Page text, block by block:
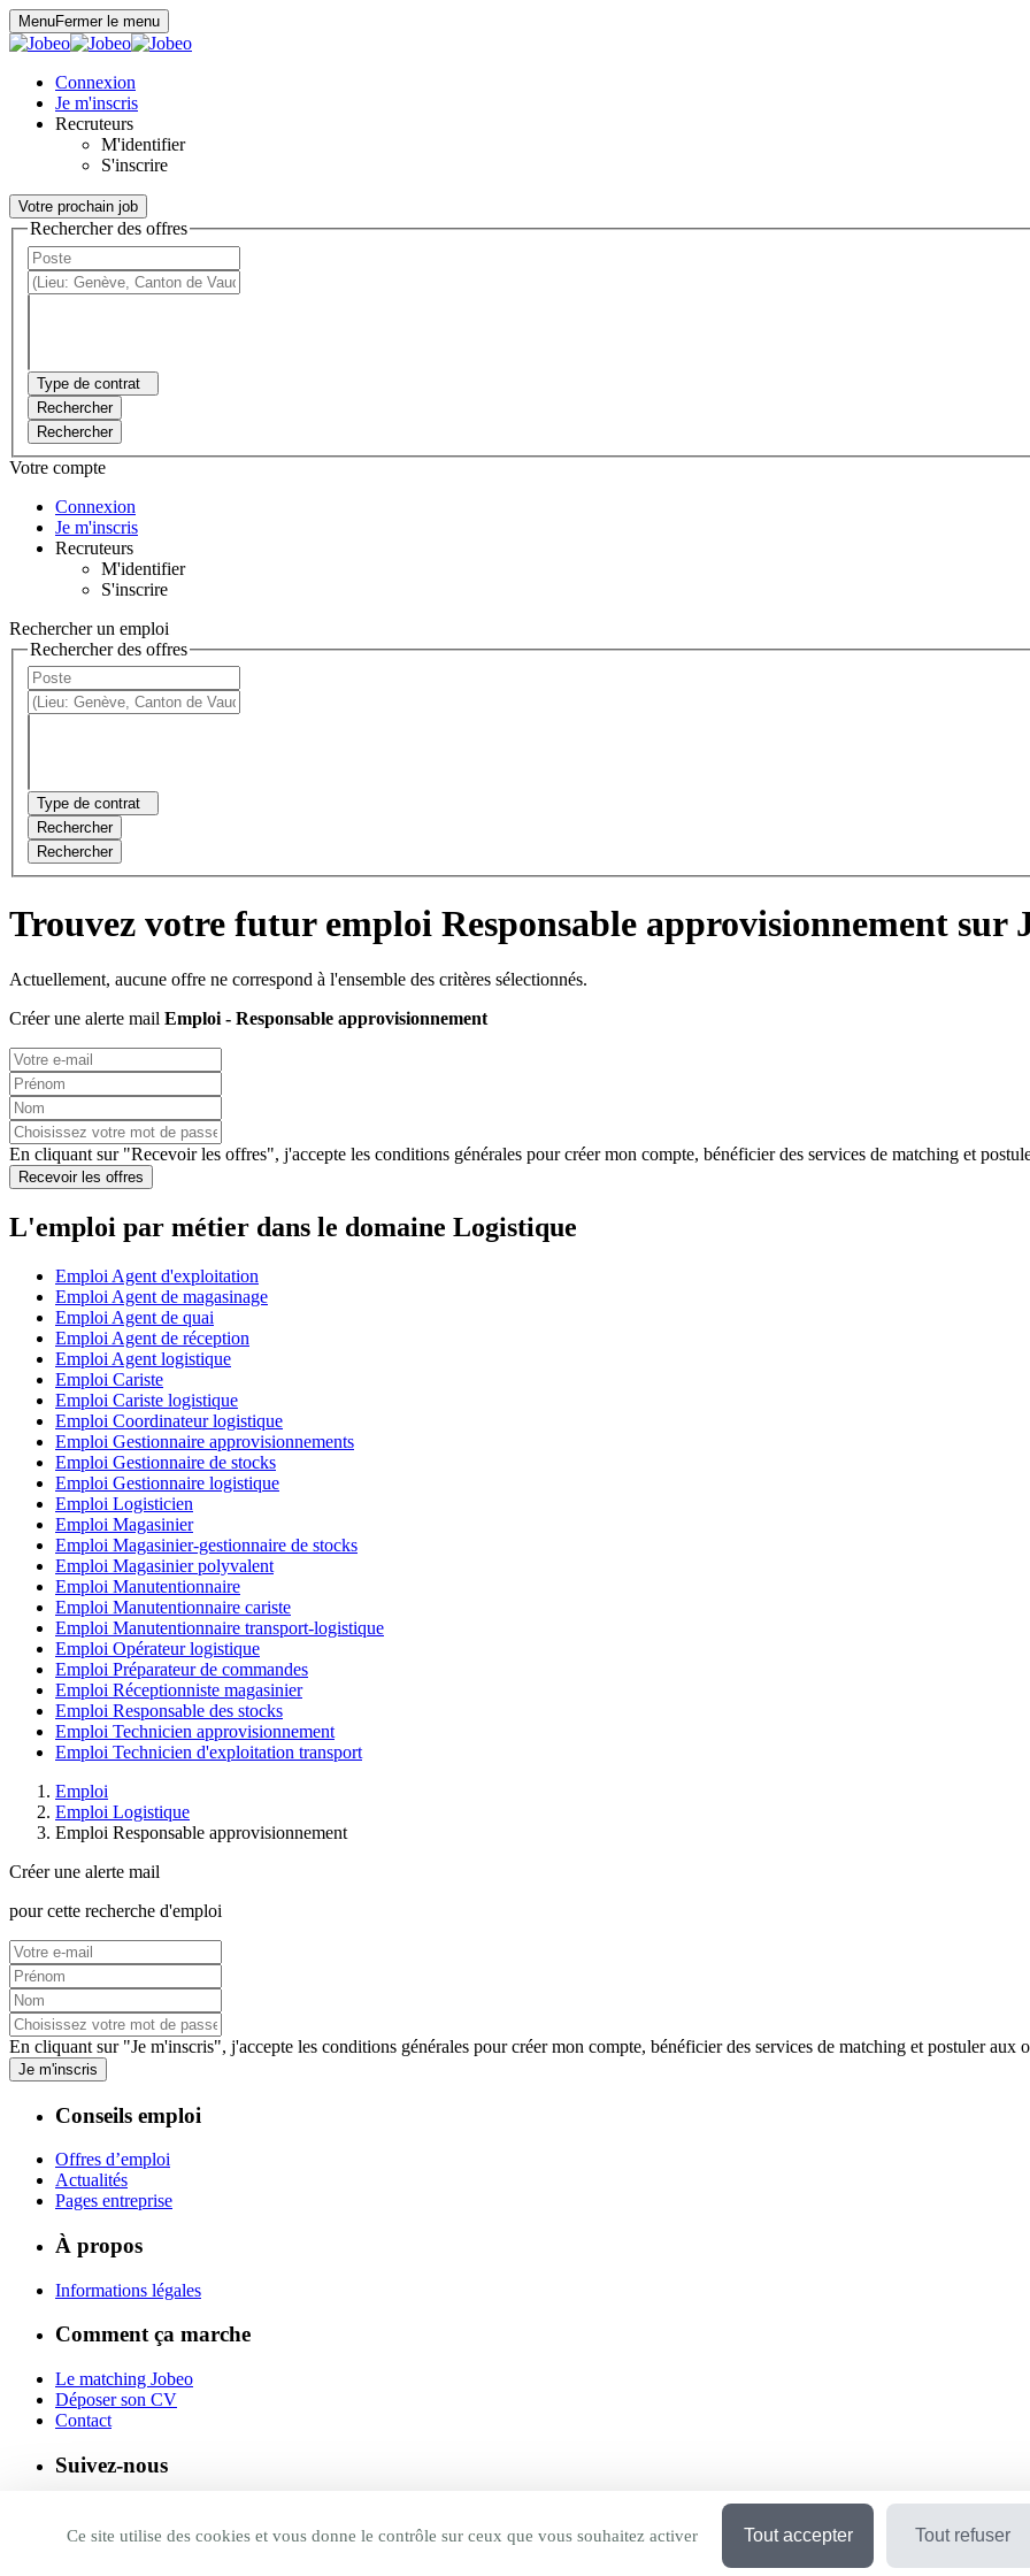
MenuFermer le menu
Connexion
Je m'inscris
Recruteurs
M'identifier
S'inscrire
Votre prochain job
Rechercher des offres
Type de contrat
Rechercher
Rechercher
Votre compte
Connexion
Je m'inscris
Recruteurs
M'identifier
S'inscrire
Rechercher un emploi
Rechercher des offres
Type de contrat
Rechercher
Rechercher
Trouvez votre futur emploi Responsable approvisionnement sur
Actuellement, aucune offre ne correspond à l'ensemble des critères sélectionnés.
Créer une alerte mail Emploi - Responsable approvisionnement
En cliquant sur "Recevoir les offres", j'accepte les conditions générales pour créer mon compte, bénéficier des services de matching et
Recevoir les offres
L'emploi par métier dans le domaine Logistique
Emploi Agent d'exploitation
Emploi Agent de magasinage
Emploi Agent de quai
Emploi Agent de réception
Emploi Agent logistique
Emploi Cariste
Emploi Cariste logistique
Emploi Coordinateur logistique
Emploi Gestionnaire approvisionnements
Emploi Gestionnaire de stocks
Emploi Gestionnaire logistique
Emploi Logisticien
Emploi Magasinier
Emploi Magasinier-gestionnaire de stocks
Emploi Magasinier polyvalent
Emploi Manutentionnaire
Emploi Manutentionnaire cariste
Emploi Manutentionnaire transport-logistique
Emploi Opérateur logistique
Emploi Préparateur de commandes
Emploi Réceptionniste magasinier
Emploi Responsable des stocks
Emploi Technicien approvisionnement
Emploi Technicien d'exploitation transport
Emploi
Emploi Logistique
Emploi Responsable approvisionnement
Créer une alerte mail
pour cette recherche d'emploi
En cliquant sur "Je m'inscris", j'accepte les conditions générales pour créer mon compte, bénéficier des services de matching et postuler aux
Je m'inscris
Conseils emploi
Offres d’emploi
Actualités
Pages entreprise
À propos
Informations légales
Comment ça marche
Le matching Jobeo
Déposer son CV
Contact
Suivez-nous
Facebook
Panneau de gestion des cookies
Ce site utilise des cookies et vous donne le contrôle sur ceux que vous souhaitez activer Tout accepter Tout refuser